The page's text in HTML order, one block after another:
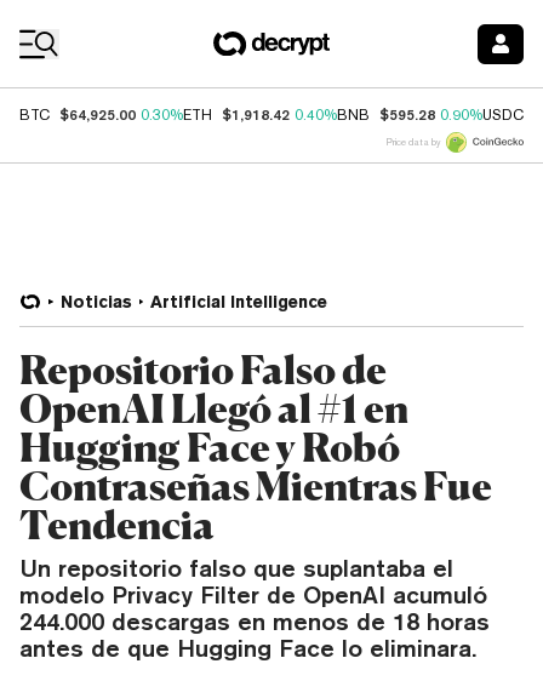
BTC $64,925.00 0.30%ETH $1,918.42 0.40%BNB $595.28 0.90%USDC
Price data by
Noticias Artificial Intelligence
Repositorio Falso de
OpenAI Llegó al #1 en
Hugging Face y Robó
Contraseñas Mientras Fue
Tendencia
Un repositorio falso que suplantaba el
modelo Privacy Filter de OpenAI acumuló
244.000 descargas en menos de 18 horas
antes de que Hugging Face lo eliminara.